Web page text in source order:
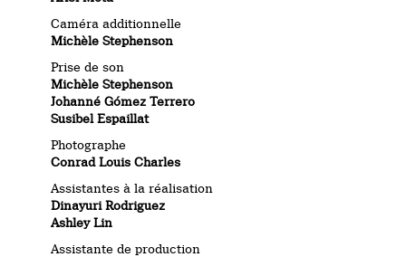
Caméra additionnelle
Michèle Stephenson
Prise de son
Michèle Stephenson
Johanné Gómez Terrero
Susibel Espaillat
Photographe
Conrad Louis Charles
Assistantes à la réalisation
Dinayuri Rodriguez
Ashley Lin
Assistante de production